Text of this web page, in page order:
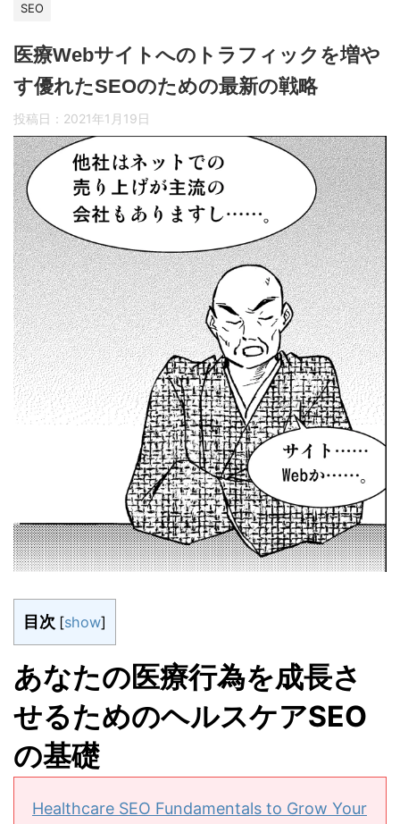
SEO
医療Webサイトへのトラフィックを増や
す優れたSEOのための最新の戦略
投稿日： 2021年1月19日
目次 [show]
あなたの医療行為を成長さ
せるためのヘルスケアSEO
の基礎
Healthcare SEO Fundamentals to Grow Your